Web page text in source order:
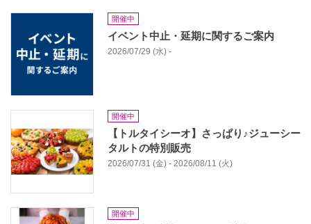
開催中
イベント中止・延期に関するご案内
2026/07/29 (水) -
開催中
【トルタイシーオ】さっぱり♪ジューシー
タルトの特別販売
2026/07/31 (金) - 2026/08/11 (火)
開催中